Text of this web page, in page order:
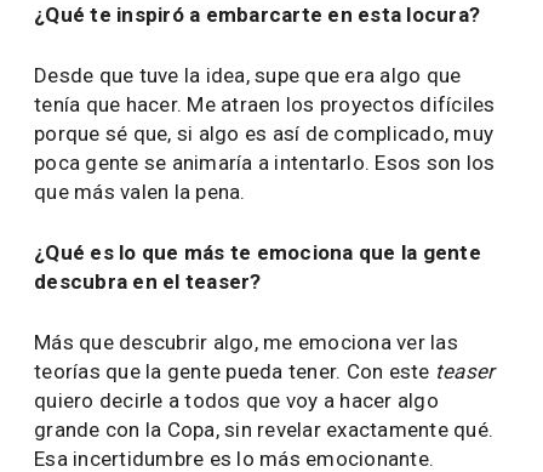
¿Qué te inspiró a embarcarte en esta locura?
Desde que tuve la idea, supe que era algo que
tenía que hacer. Me atraen los proyectos difíciles
porque sé que, si algo es así de complicado, muy
poca gente se animaría a intentarlo. Esos son los
que más valen la pena.
¿Qué es lo que más te emociona que la gente
descubra en el teaser?
Más que descubrir algo, me emociona ver las
teorías que la gente pueda tener. Con este teaser
quiero decirle a todos que voy a hacer algo
grande con la Copa, sin revelar exactamente qué.
Esa incertidumbre es lo más emocionante.